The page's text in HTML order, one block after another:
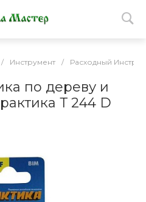
/ Инструмент / Расходный
по дереву и
Т 244 D